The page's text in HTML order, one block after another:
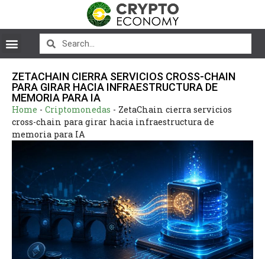
ZETACHAIN CIERRA SERVICIOS CROSS-CHAIN
PARA GIRAR HACIA INFRAESTRUCTURA DE
MEMORIA PARA IA
Home - Criptomonedas - ZetaChain cierra servicios
cross-chain para girar hacia infraestructura de
memoria para IA